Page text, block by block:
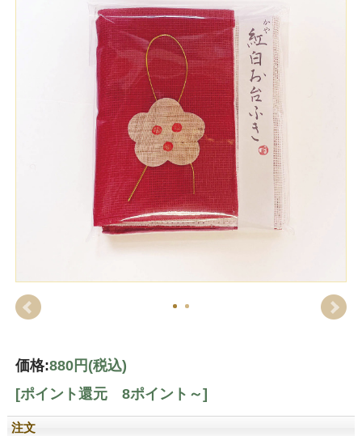
価格:880円 (税込)
[ポイント還元 8ポイント～]
注文